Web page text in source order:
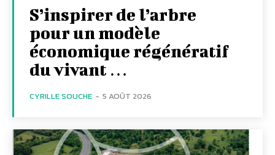
S’inspirer de l’arbre
pour un modèle
économique régénératif
du vivant …
CYRILLE SOUCHE - 5 AOÛT 2026